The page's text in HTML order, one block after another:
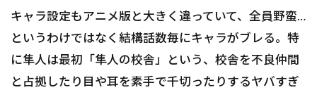
キャラ設定もアニメ版と大きく違っていて、全員野蛮…
というわけではなく結構話数毎にキャラがブレる。特
に隼人は最初「隼人の校舎」という、校舎を不良仲間
と占拠したり目や耳を素手で千切ったりするヤバすぎ